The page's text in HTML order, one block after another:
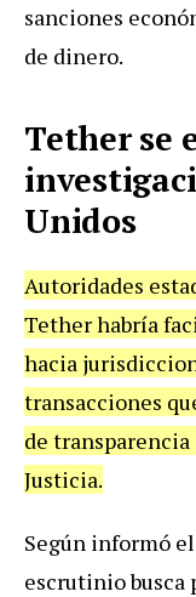
sanciones
de dinero.
Tether se
Unidos
Autoridades
Tether habría
hacia
transacciones
de
Justicia.
Según informó
escrutinio busca